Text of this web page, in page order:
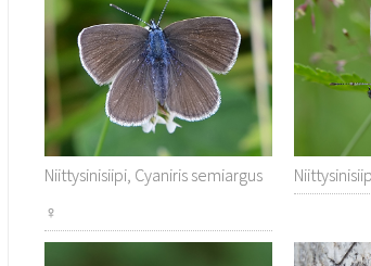
Niittysinisiipi, Cyaniris semiargus
♀